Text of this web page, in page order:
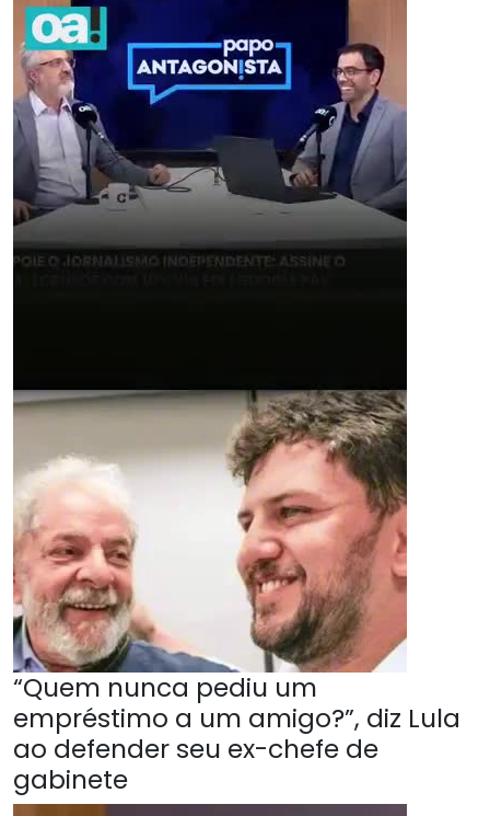
“Quem nunca pediu um
empréstimo a um amigo?”, diz Lula
ao defender seu ex-chefe de
gabinete